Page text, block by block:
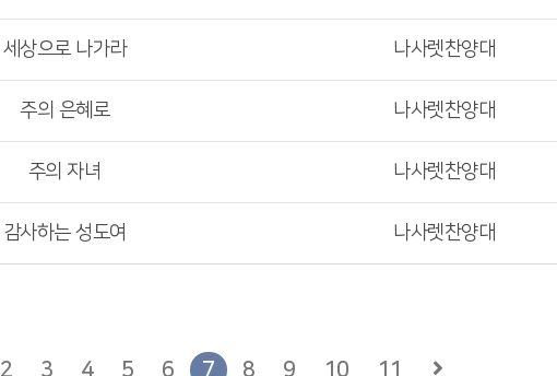
세상으로 나가라 나사렛찬양대
주의 은혜로 나사렛찬양대
주의 자녀 나사렛찬양대
감사하는 성도여 나사렛찬양대
2 3 4 5 6 7 8 9 10 11